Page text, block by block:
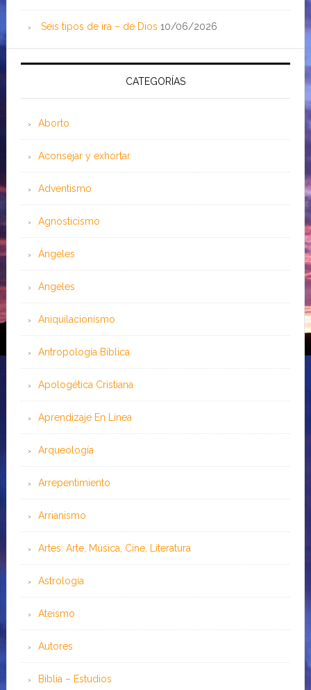
Seis tipos de ira – de Dios 10/06/2026
CATEGORÍAS
Aborto
Aconsejar y exhortar
Adventismo
Agnosticismo
Ángeles
Angeles
Aniquilacionismo
Antropología Bíblica
Apologética Cristiana
Aprendizaje En Línea
Arqueología
Arrepentimiento
Arrianismo
Artes: Arte, Música, Cine, Literatura
Astrología
Ateísmo
Autores
Biblia – Estudios